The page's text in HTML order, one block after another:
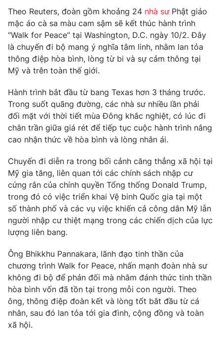
Hitech Công nghệ tương lai
Sản phẩm
Thị trường
Tư vấn
Giao lưu trực tuyến
Lịch phát sóng
Emagazine Podcast
Photo Infographic
Video Shorts video
VTV Money VTV Thể thao
VTV Sức khoẻ Bất động sản
Thị trường 24h
VTV4 Vươn mình bằng AI
VTV9 VTV8
Liên hệ tòa soạn
Theo Reuters, đoàn gồm khoảng 24 nhà sưPhật giáo
mặc áo cà sa màu cam sậm sẽ kết thúc hành trình
“Walk for Peace” tại Washington, D.C. ngày 10/2. Đây
là chuyến đi bộ mang ý nghĩa tâm linh, nhằm lan tỏa
thông điệp hòa bình, lòng từ bi và sự cảm thông tại
Mỹ và trên toàn thế giới.
Hành trình bắt đầu từ bang Texas hơn 3 tháng trước.
Trong suốt quãng đường, các nhà sư nhiều lần phải
đối mặt với thời tiết mùa Đông khắc nghiệt, có lúc đi
chân trần giữa giá rét để tiếp tục cuộc hành trình nâng
cao nhận thức về hòa bình và lòng nhân ái.
Chuyến đi diễn ra trong bối cảnh căng thẳng xã hội tại
Mỹ gia tăng, liên quan tới các chính sách nhập cư
cứng rắn của chính quyền Tổng thống Donald Trump,
trong đó có việc triển khai Vệ binh Quốc gia tại một
số thành phố và các vụ việc khiến cả công dân Mỹ lẫn
người nhập cư thiệt mạng trong các chiến dịch của lực
lượng liên bang.
Ông Bhikkhu Pannakara, lãnh đạo tinh thần của
chương trình Walk for Peace, nhấn mạnh đoàn nhà sư
không đi bộ để phản đối mà nhằm đánh thức tinh thần
hòa bình vốn đã tồn tại trong mỗi con người. Theo
ông, thông điệp đoàn kết và lòng tốt bắt đầu từ cá
nhân, sau đó lan tỏa tới gia đình, cộng đồng và toàn
xã hội.